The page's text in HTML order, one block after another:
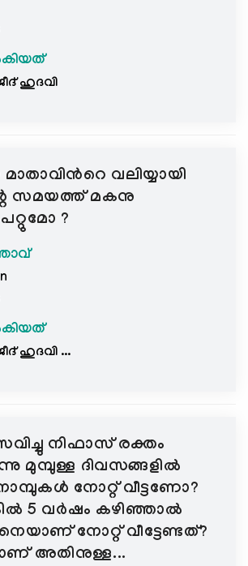
ഹുദവി
വലിയ്യായി
സമയത്ത് മകനു
?
ഹുദവി ...
നിഫാസ് രക്തം
മുമ്പുള്ള ദിവസങ്ങളില്‍
നോറ്റ് വീട്ടണോ?
5 വര്‍ഷം കഴിഞ്ഞാല്‍
നോറ്റ് വീട്ടേണ്ടത്?
അതിനുള്ള...